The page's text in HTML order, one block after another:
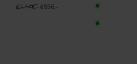
€1.146,-€956,-